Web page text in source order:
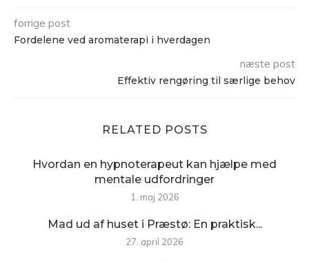
forrige post
Fordelene ved aromaterapi i hverdagen
næste post
Effektiv rengøring til særlige behov
RELATED POSTS
Hvordan en hypnoterapeut kan hjælpe med
mentale udfordringer
1. maj 2026
Mad ud af huset i Præstø: En praktisk...
27. april 2026